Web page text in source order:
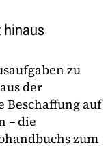
hinaus
zu
der
auf
– die
zum